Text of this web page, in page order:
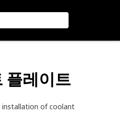
플레이트
installation of coolant